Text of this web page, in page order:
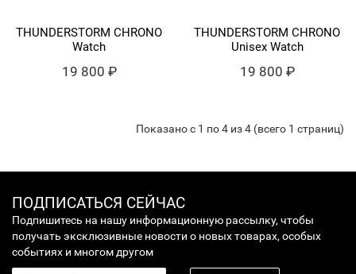
THUNDERSTORM CHRONO
Watch
19 800 ₽
THUNDERSTORM CHRONO
Unisex Watch
19 800 ₽
Показано с 1 по 4 из 4 (всего 1 страниц)
ПОДПИСАТЬСЯ СЕЙЧАС
Подпишитесь на нашу информационную рассылку, чтобы
получать эксклюзивные новости о новых товарах, особых
событиях и многом другом